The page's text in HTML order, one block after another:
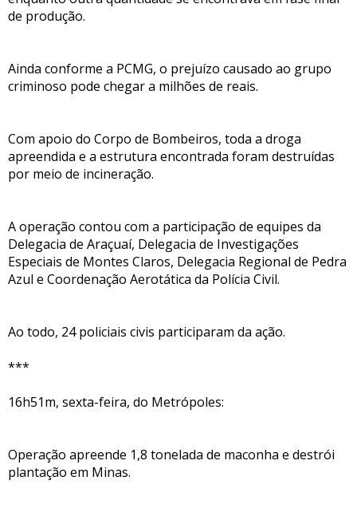
de produção.
Ainda conforme a PCMG, o prejuízo causado ao grupo
criminoso pode chegar a milhões de reais.
Com apoio do Corpo de Bombeiros, toda a droga
apreendida e a estrutura encontrada foram destruídas
por meio de incineração.
A operação contou com a participação de equipes da
Delegacia de Araçuaí, Delegacia de Investigações
Especiais de Montes Claros, Delegacia Regional de Pedra
Azul e Coordenação Aerotática da Polícia Civil.
Ao todo, 24 policiais civis participaram da ação.
***
16h51m, sexta-feira, do Metrópoles:
Operação apreende 1,8 tonelada de maconha e destrói
plantação em Minas.